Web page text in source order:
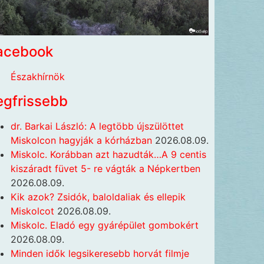
Északhírnök
dr. Barkai László: A legtöbb újszülöttet
Miskolcon hagyják a kórházban 2026.08.09.
Miskolc. Korábban azt hazudták…A 9 centis
kiszáradt füvet 5- re vágták a Népkertben
2026.08.09.
Kik azok? Zsidók, baloldaliak és ellepik
Miskolcot 2026.08.09.
Miskolc. Eladó egy gyárépület gombokért
2026.08.09.
Minden idők legsikeresebb horvát filmje